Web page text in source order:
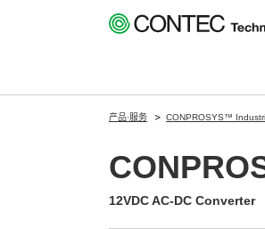
产品·服务 CONPROSYS™
12VDC AC-DC Converter